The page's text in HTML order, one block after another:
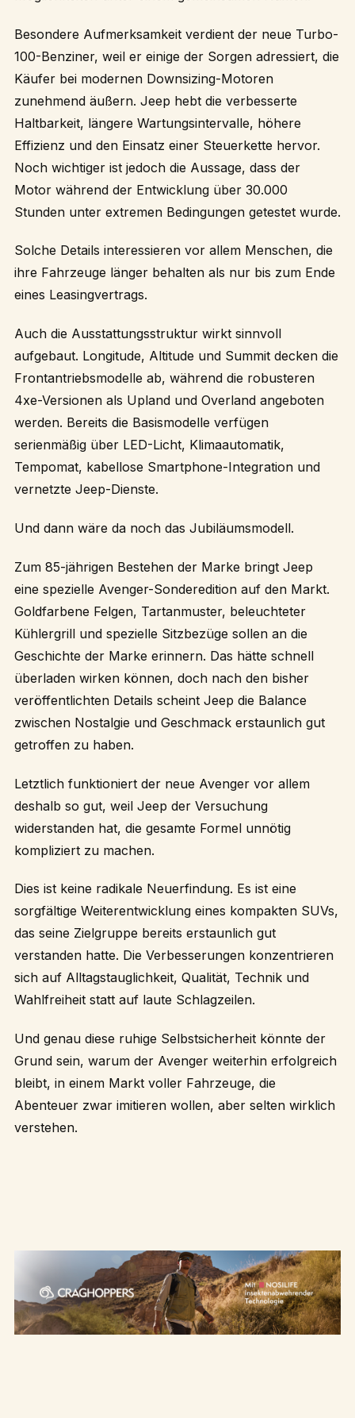
Besondere Aufmerksamkeit verdient der neue Turbo-
100-Benziner, weil er einige der Sorgen adressiert, die
Käufer bei modernen Downsizing-Motoren
zunehmend äußern. Jeep hebt die verbesserte
Haltbarkeit, längere Wartungsintervalle, höhere
Effizienz und den Einsatz einer Steuerkette hervor.
Noch wichtiger ist jedoch die Aussage, dass der
Motor während der Entwicklung über 30.000
Stunden unter extremen Bedingungen getestet wurde.
Solche Details interessieren vor allem Menschen, die
ihre Fahrzeuge länger behalten als nur bis zum Ende
eines Leasingvertrags.
Auch die Ausstattungsstruktur wirkt sinnvoll
aufgebaut. Longitude, Altitude und Summit decken die
Frontantriebsmodelle ab, während die robusteren
4xe-Versionen als Upland und Overland angeboten
werden. Bereits die Basismodelle verfügen
serienmäßig über LED-Licht, Klimaautomatik,
Tempomat, kabellose Smartphone-Integration und
vernetzte Jeep-Dienste.
Und dann wäre da noch das Jubiläumsmodell.
Zum 85-jährigen Bestehen der Marke bringt Jeep
eine spezielle Avenger-Sonderedition auf den Markt.
Goldfarbene Felgen, Tartanmuster, beleuchteter
Kühlergrill und spezielle Sitzbezüge sollen an die
Geschichte der Marke erinnern. Das hätte schnell
überladen wirken können, doch nach den bisher
veröffentlichten Details scheint Jeep die Balance
zwischen Nostalgie und Geschmack erstaunlich gut
getroffen zu haben.
Letztlich funktioniert der neue Avenger vor allem
deshalb so gut, weil Jeep der Versuchung
widerstanden hat, die gesamte Formel unnötig
kompliziert zu machen.
Dies ist keine radikale Neuerfindung. Es ist eine
sorgfältige Weiterentwicklung eines kompakten SUVs,
das seine Zielgruppe bereits erstaunlich gut
verstanden hatte. Die Verbesserungen konzentrieren
sich auf Alltagstauglichkeit, Qualität, Technik und
Wahlfreiheit statt auf laute Schlagzeilen.
Und genau diese ruhige Selbstsicherheit könnte der
Grund sein, warum der Avenger weiterhin erfolgreich
bleibt, in einem Markt voller Fahrzeuge, die
Abenteuer zwar imitieren wollen, aber selten wirklich
verstehen.